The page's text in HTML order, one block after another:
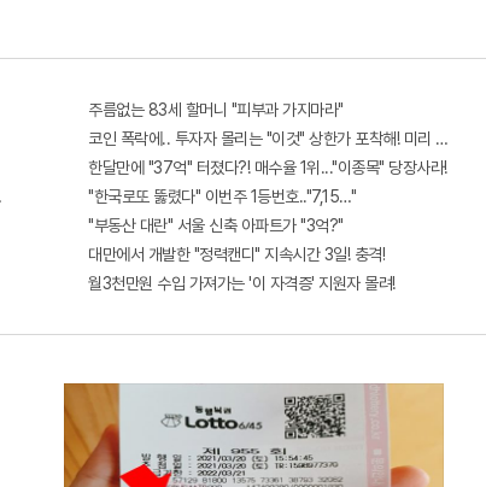
늘 확인하세요.
왜 난리났나 봤더니..경악!
주름없는 83세 할머니 "피부과 가지마라"
코인 폭락에.. 투자자 몰리는 "이것" 상한가 포착해! 미리 투자..
한달만에 "37억" 터졌다?! 매수율 1위..."이종목" 당장사라!
"한국로또 뚫렸다" 이번주 1등번호.."7,15…"
"부동산 대란" 서울 신축 아파트가 "3억?"
대만에서 개발한 "정력캔디" 지속시간 3일! 충격!
월3천만원 수입 가져가는 '이 자격증' 지원자 몰려!